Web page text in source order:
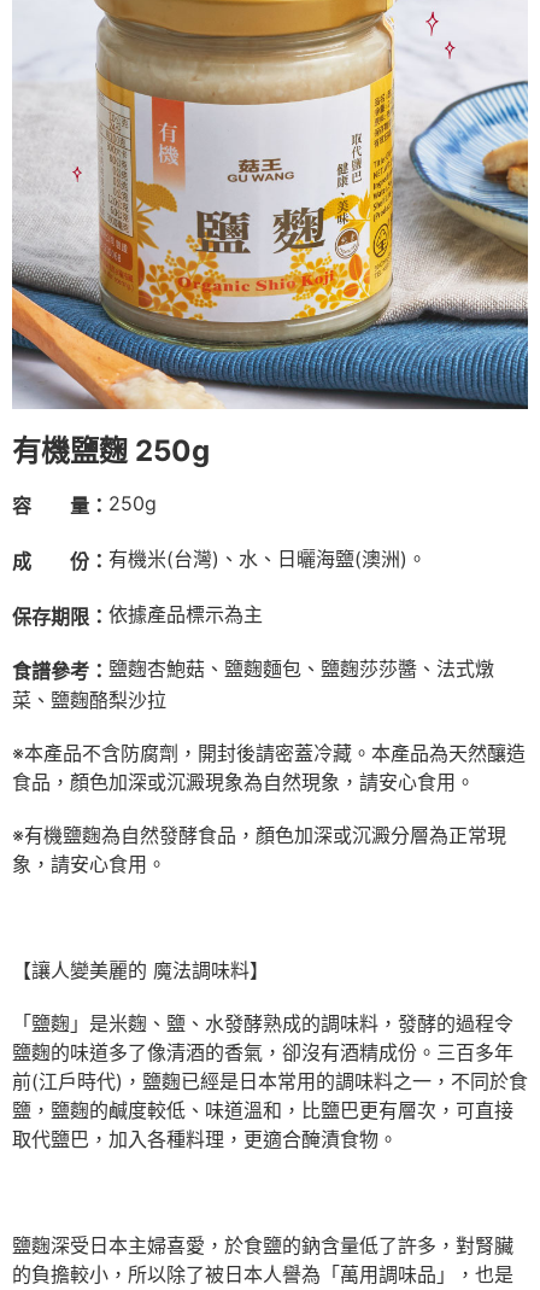
有機鹽麴 250g
容 量： 250g
成 份： 有機米(台灣)、水、日曬海鹽(澳洲)。
保存期限： 依據產品標示為主
食譜參考： 鹽麴杏鮑菇、鹽麴麵包、鹽麴莎莎醬、法式燉
菜、鹽麴酪梨沙拉
※本產品不含防腐劑，開封後請密蓋冷藏。本產品為天然釀造
食品，顏色加深或沉澱現象為自然現象，請安心食用。
※有機鹽麴為自然發酵食品，顏色加深或沉澱分層為正常現
象，請安心食用。
【讓人變美麗的 魔法調味料】
「鹽麴」是米麴、鹽、水發酵熟成的調味料，發酵的過程令
鹽麴的味道多了像清酒的香氣，卻沒有酒精成份。三百多年
前(江戶時代)，鹽麴已經是日本常用的調味料之一，不同於食
鹽，鹽麴的鹹度較低、味道溫和，比鹽巴更有層次，可直接
取代鹽巴，加入各種料理，更適合醃漬食物。
鹽麴深受日本主婦喜愛，於食鹽的鈉含量低了許多，對腎臟
的負擔較小，所以除了被日本人譽為「萬用調味品」，也是